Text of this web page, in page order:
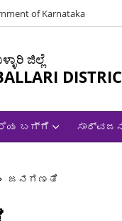
of Karnataka
ಜಿಲ್ಲೆ
ಬಗ್ಗೆ
ಜನಗಣತಿ